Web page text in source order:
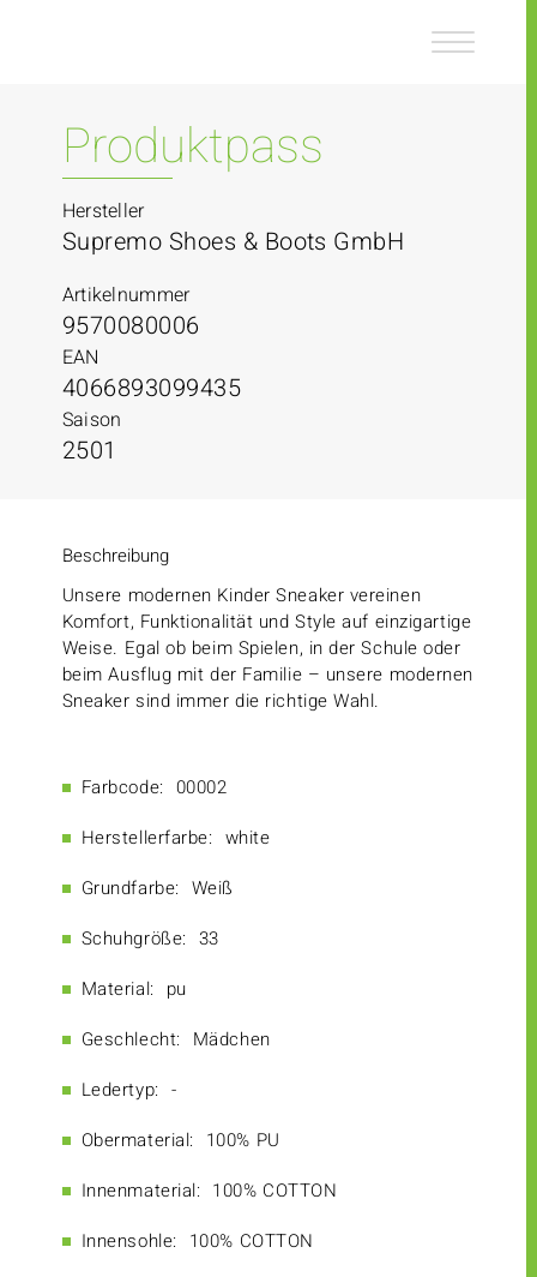
Produktpass
Hersteller
Supremo Shoes & Boots GmbH
Artikelnummer
9570080006
EAN
4066893099435
Saison
2501
Beschreibung
Unsere modernen Kinder Sneaker vereinen
Komfort, Funktionalität und Style auf einzigartige
Weise. Egal ob beim Spielen, in der Schule oder
beim Ausflug mit der Familie – unsere modernen
Sneaker sind immer die richtige Wahl.
Farbcode: 00002
Herstellerfarbe: white
Grundfarbe: Weiß
Schuhgröße: 33
Material: pu
Geschlecht: Mädchen
Ledertyp: -
Obermaterial: 100% PU
Innenmaterial: 100% COTTON
Innensohle: 100% COTTON